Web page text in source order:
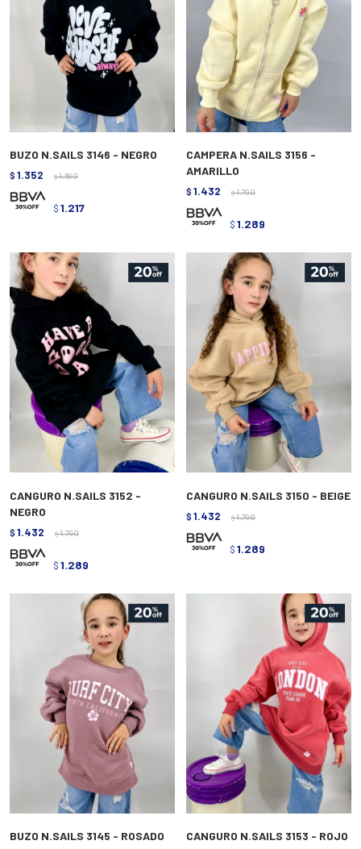
BUZO N.SAILS 3146 - NEGRO
$ 1.352 $ 1.690
$ 1.217
CAMPERA N.SAILS 3156 -
AMARILLO
$ 1.432 $ 1.790
$ 1.289
CANGURO N.SAILS 3152 -
NEGRO
$ 1.432 $ 1.790
$ 1.289
CANGURO N.SAILS 3150 - BEIGE
$ 1.432 $ 1.790
$ 1.289
BUZO N.SAILS 3145 - ROSADO CANGURO N.SAILS 3153 - ROJO